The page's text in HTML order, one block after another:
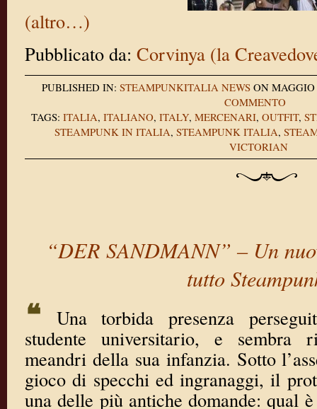
(altro…)
Pubblicato da: Corvinya (la
PUBLISHED IN: STEAMPUNKITALIA NEWSON MAGGIO
COMMENTO
TAGS: ITALIA, ITALIANO, ITALY, MERCENARI, OUTFIT,
STEAMPUNK IN ITALIA, STEAMPUNK ITALIA,
VICTORIAN
“DER SANDMANN” – Un
tutto
❝ Una torbida presenza
studente universitario, e sembra
meandri della sua infanzia. Sotto
gioco di specchi ed ingranaggi, il
una delle più antiche domande: qual